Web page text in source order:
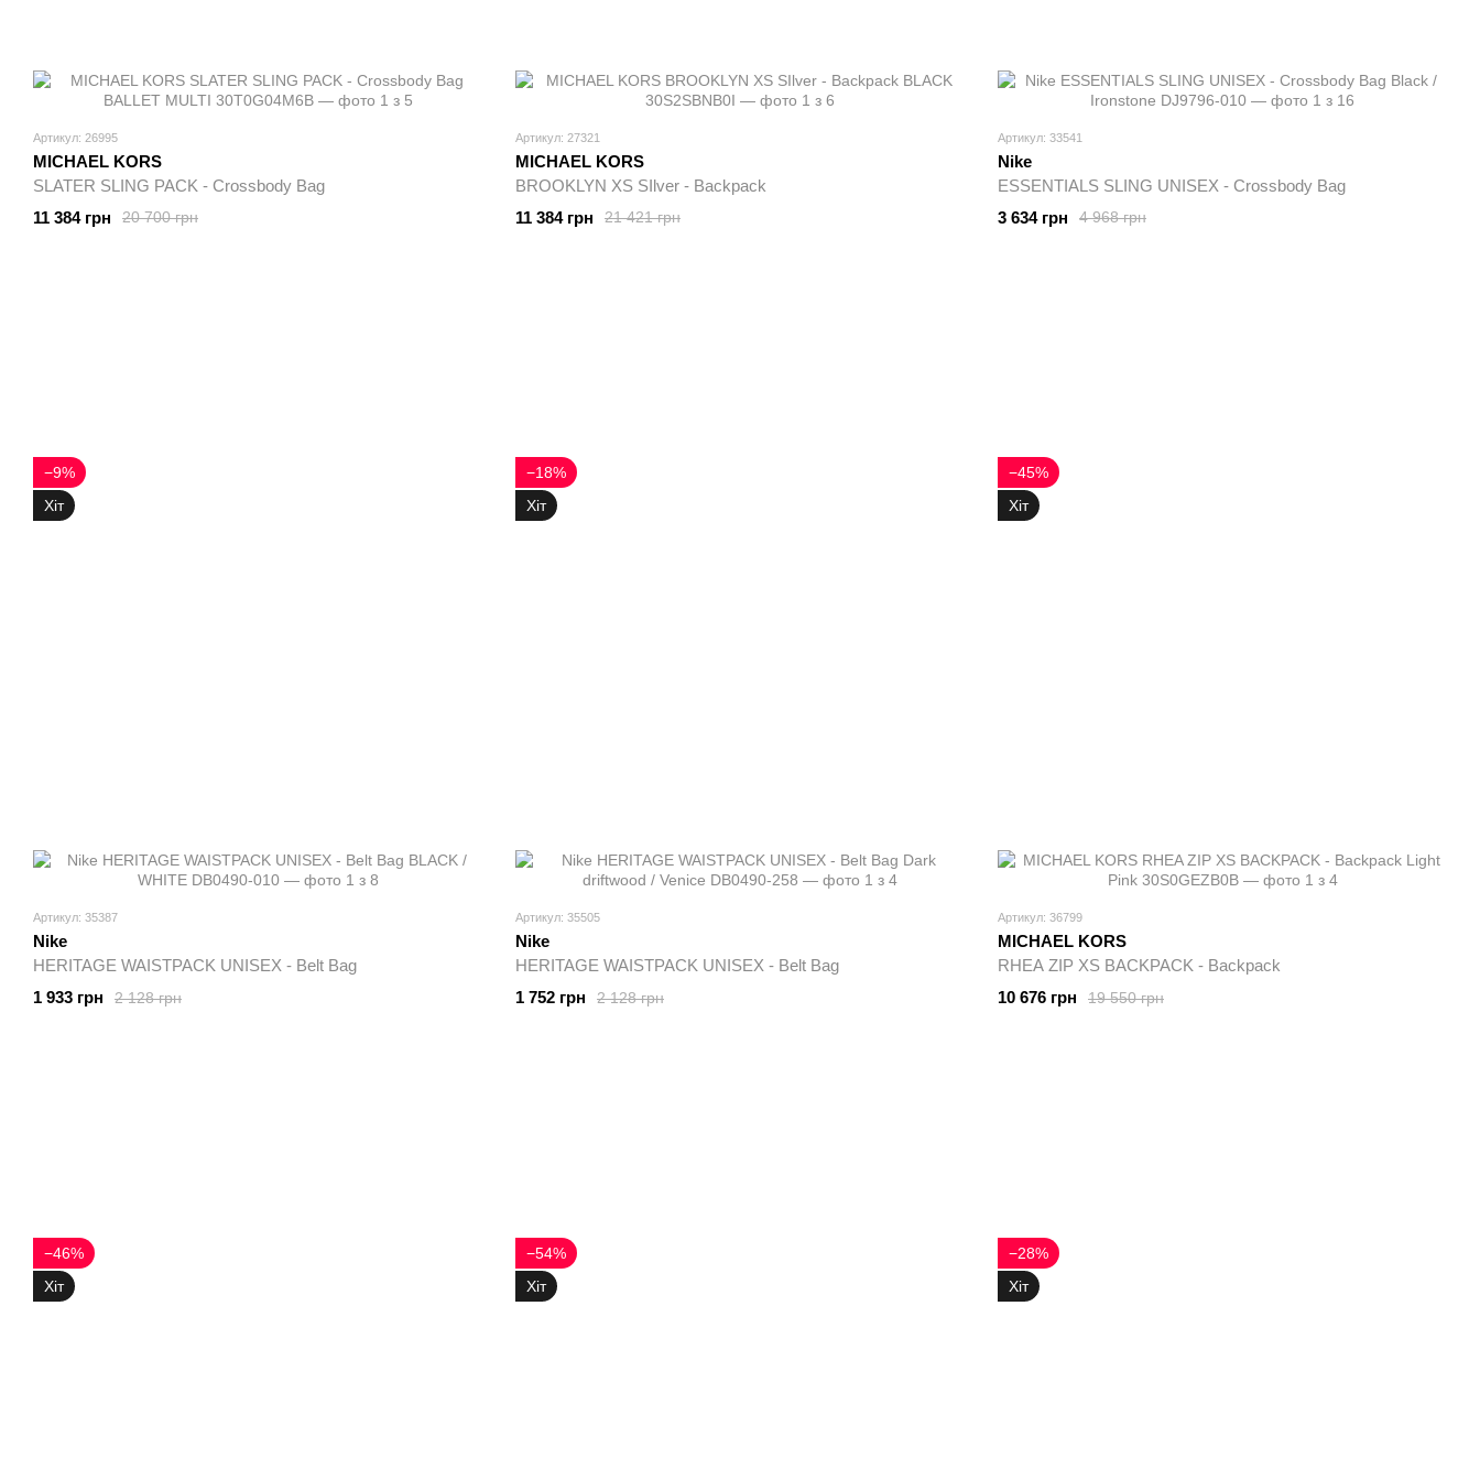
Артикул: 26995
MICHAEL KORS
SLATER SLING PACK - Crossbody Bag
20 700 грн
11 384 грн
Артикул: 27321
MICHAEL KORS
BROOKLYN XS SIlver - Backpack
21 421 грн
11 384 грн
Артикул: 33541
Nike
ESSENTIALS SLING UNISEX - Crossbody Bag
4 968 грн
3 634 грн
−9%
Хіт
Артикул: 35387
Nike
HERITAGE WAISTPACK UNISEX - Belt Bag
2 128 грн
1 933 грн
−18%
Хіт
Артикул: 35505
Nike
HERITAGE WAISTPACK UNISEX - Belt Bag
2 128 грн
1 752 грн
−45%
Хіт
Артикул: 36799
MICHAEL KORS
RHEA ZIP XS BACKPACK - Backpack
19 550 грн
10 676 грн
−46%
Хіт
−54%
Хіт
−28%
Хіт